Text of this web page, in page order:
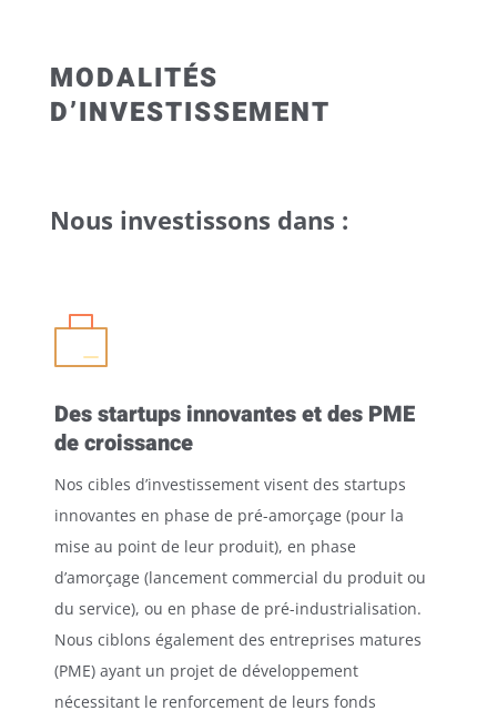
MODALITÉS
D’INVESTISSEMENT
Nous investissons dans :
Des startups innovantes et des PME
de croissance
Nos cibles d’investissement visent des startups
innovantes en phase de pré-amorçage (pour la
mise au point de leur produit), en phase
d’amorçage (lancement commercial du produit ou
du service), ou en phase de pré-industrialisation.
Nous ciblons également des entreprises matures
(PME) ayant un projet de développement
nécessitant le renforcement de leurs fonds